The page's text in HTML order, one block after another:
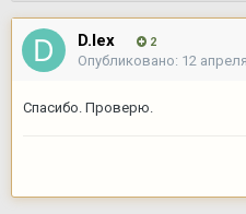
D.lex 2
Опубликовано: 12
Спасибо. Проверю.